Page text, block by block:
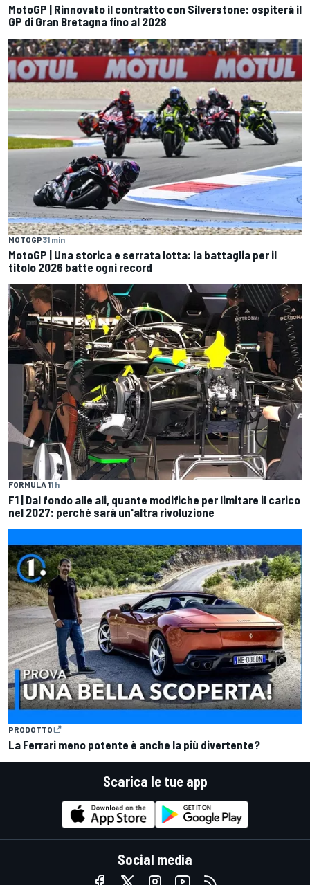
MotoGP | Rinnovato il contratto con Silverstone: ospiterà il
GP di Gran Bretagna fino al 2028
MOTOGP31 min
MotoGP | Una storica e serrata lotta: la battaglia per il
titolo 2026 batte ogni record
FORMULA 11 h
F1 | Dal fondo alle ali, quante modifiche per limitare il carico
nel 2027: perché sarà un'altra rivoluzione
PRODOTTO
La Ferrari meno potente è anche la più divertente?
Scarica le tue app
Social media